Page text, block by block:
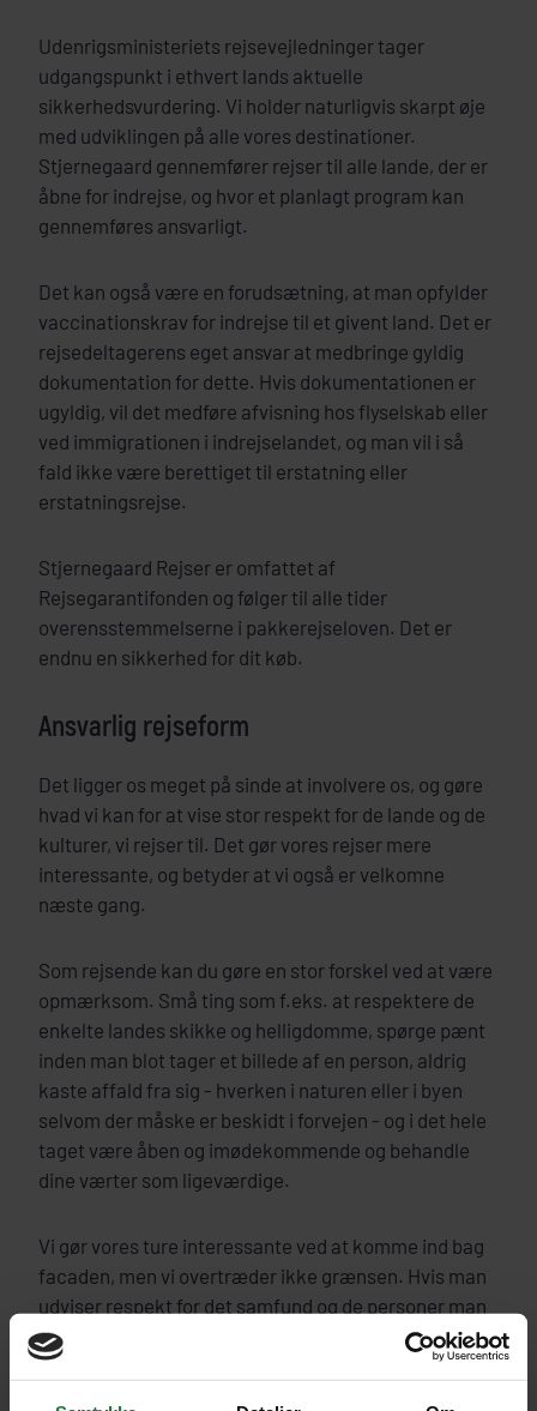
Udenrigsministeriets rejsevejledninger tager
udgangspunkt i ethvert lands aktuelle
sikkerhedsvurdering. Vi holder naturligvis skarpt øje
med udviklingen på alle vores destinationer.
Stjernegaard gennemfører rejser til alle lande, der er
åbne for indrejse, og hvor et planlagt program kan
gennemføres ansvarligt.
Det kan også være en forudsætning, at man opfylder
vaccinationskrav for indrejse til et givent land. Det er
rejsedeltagerens eget ansvar at medbringe gyldig
dokumentation for dette. Hvis dokumentationen er
ugyldig, vil det medføre afvisning hos flyselskab eller
ved immigrationen i indrejselandet, og man vil i så
fald ikke være berettiget til erstatning eller
erstatningsrejse.
Stjernegaard Rejser er omfattet af
Rejsegarantifonden og følger til alle tider
overensstemmelserne i pakkerejseloven. Det er
endnu en sikkerhed for dit køb.
Ansvarlig rejseform
Det ligger os meget på sinde at involvere os, og gøre
hvad vi kan for at vise stor respekt for de lande og de
kulturer, vi rejser til. Det gør vores rejser mere
interessante, og betyder at vi også er velkomne
næste gang.
Som rejsende kan du gøre en stor forskel ved at være
opmærksom. Små ting som f.eks. at respektere de
enkelte landes skikke og helligdomme, spørge pænt
inden man blot tager et billede af en person, aldrig
kaste affald fra sig - hverken i naturen eller i byen
selvom der måske er beskidt i forvejen - og i det hele
taget være åben og imødekommende og behandle
dine værter som ligeværdige.
Vi gør vores ture interessante ved at komme ind bag
facaden, men vi overtræder ikke grænsen. Hvis man
udviser respekt for det samfund og de personer man
besøger, kommer man i dialog og bliver mødt med
venlighed og smil. Rejsen bliver meget mere